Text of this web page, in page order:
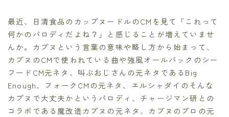
最近、日清食品のカップヌードルのCMを見て「これって
何かのパロディだよね？」と感じることが増えていませ
んか。カプヌという言葉の意味や略し方から始まって、
カプヌのCMで使われている曲や強風オールバックのシー
フードCM元ネタ、叫ぶおじさんの元ネタであるBig
Enough、フォークCMの元ネタ、エルシャダイのそんな
カプヌで大丈夫かというパロディ、チャージマン研との
コラボである魔改造カプヌの元ネタ、カプヌのプロの元